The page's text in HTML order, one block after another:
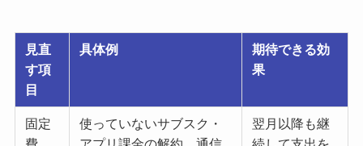
見直
す項
目
具体例
期待できる効
果
固定
使っていないサブスク・
翌月以降も継